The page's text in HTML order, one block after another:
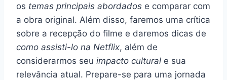
os temas principais abordados e comparar com
a obra original. Além disso, faremos uma crítica
sobre a recepção do filme e daremos dicas de
como assisti-lo na Netflix, além de
considerarmos seu impacto cultural e sua
relevância atual. Prepare-se para uma jornada